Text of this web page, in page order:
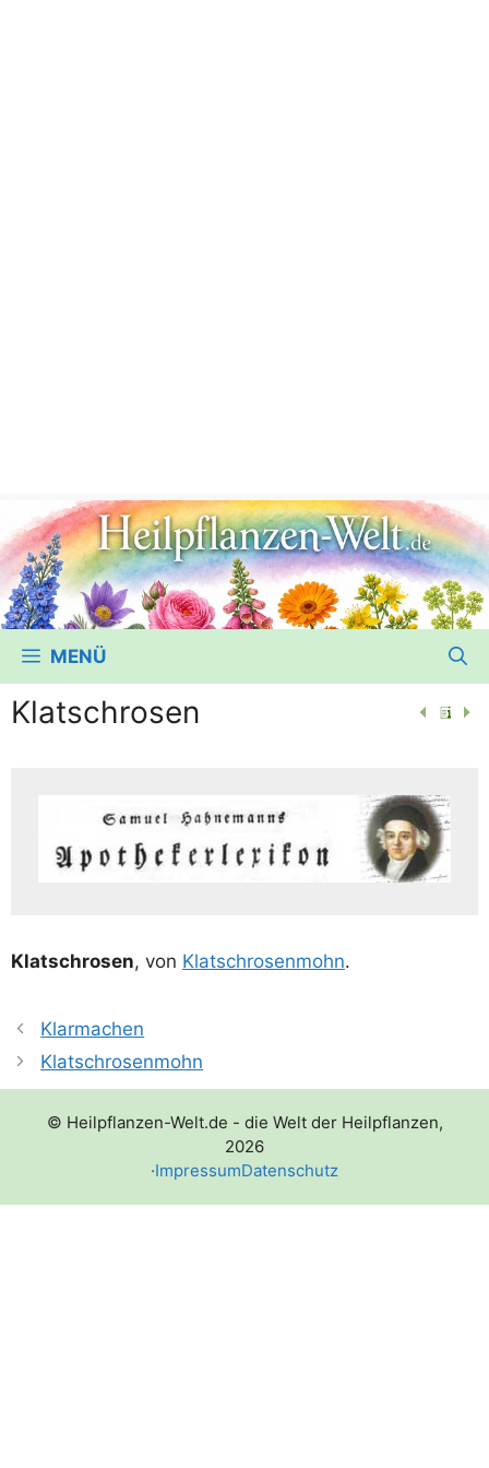
MENÜ
Klatschrosen
Klatsch­ro­sen, von Klatsch­ro­sen­mohn.
Klarmachen
Klatschrosenmohn
© Heilpflanzen-Welt.de - die Welt der Heilpflanzen,
2026
·ImpressumDatenschutz